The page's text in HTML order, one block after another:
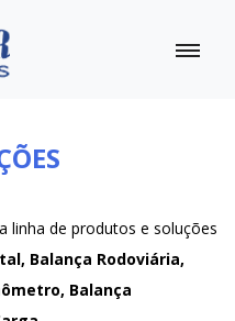
linha de produtos e soluções
Balança Rodoviária,
Balança